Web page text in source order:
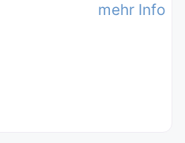
mehr Info